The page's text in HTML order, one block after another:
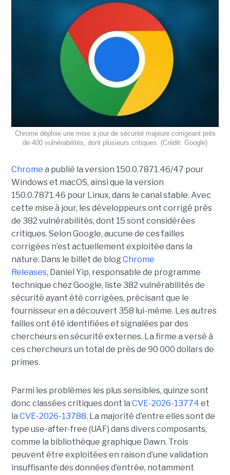
Chrome déploie une mise à jour de sécurité majeure corrigeant près
de 400 vulnérabilités, dont plusieurs critiques. (Crédit: Google)
Chrome a publié la version 150.0.7871.46/47 pour
Windows et macOS, ainsi que la version
150.0.7871.46 pour Linux, dans le canal stable. Avec
cette mise à jour, les développeurs ont corrigé près
de 382 vulnérabilités, dont 15 sont considérées
critiques. Selon Google, aucune de ces failles
corrigées n’est actuellement exploitée dans la
nature. Dans le billet de blogChrome
Releases, Daniel Yip, responsable de programme
technique chez Google, liste 382 vulnérabilités de
sécurité ayant été corrigées, précisant que le
fournisseur en a découvert 358 lui-même. Les autres
failles ont été identifiées et signalées par des
chercheurs en sécurité externes. La firme a versé à
ces chercheurs un total de près de 90 000 dollars de
primes.
Parmi les problèmes les plus sensibles, quinze sont
donc classées critiques dont la CVE-2026-13774 et
la CVE-2026-13788. La majorité d'entre elles sont de
type use-after-free (UAF) dans divers composants,
comme la bibliothèque graphique Dawn. Trois
peuvent être exploitées en raison d’une validation
insuffisante des données d’entrée, notamment